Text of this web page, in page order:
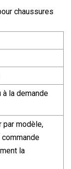
chaussures
à la demande
par modèle,
la